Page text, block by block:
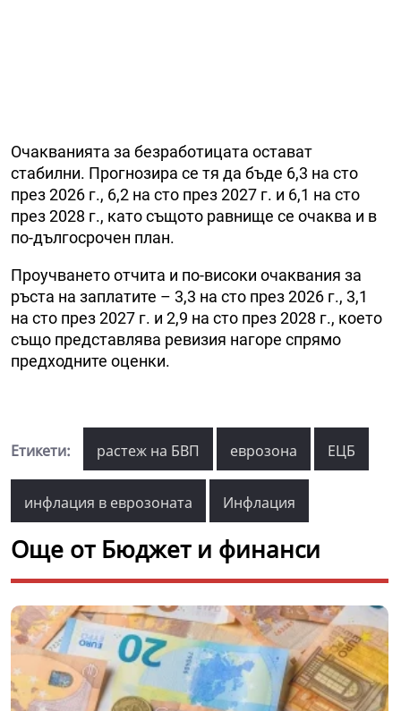
Очакванията за безработицата остават
стабилни. Прогнозира се тя да бъде 6,3 на сто
през 2026 г., 6,2 на сто през 2027 г. и 6,1 на сто
през 2028 г., като същото равнище се очаква и в
по-дългосрочен план.
Проучването отчита и по-високи очаквания за
ръста на заплатите – 3,3 на сто през 2026 г., 3,1
на сто през 2027 г. и 2,9 на сто през 2028 г., което
също представлява ревизия нагоре спрямо
предходните оценки.
Етикети: растеж на БВП еврозона ЕЦБ
инфлация в еврозоната Инфлация
Още от Бюджет и финанси